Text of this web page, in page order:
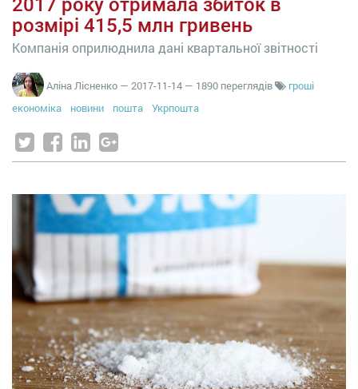
2017 року отримала збиток в
розмірі 415,5 млн гривень
Компанія оприлюднила дані квартальної звітності
Аліна Лісненко — 2017-11-14 — 1890 переглядів
гроші
економіка
новини пошта Укрпошта